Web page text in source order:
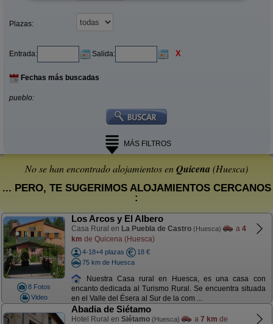
Plazas:
Entrada: Salida: X
Fechas más buscadas
pueblo:
MÁS FILTROS
No se han encontrado alojamientos enQuicena (Huesca)
... PERO, TE SUGERIMOS ALOJAMIENTOS CERCANOS
:
8 Fotos
Video
Los Arcos y El Albero
Casa Rural en La Puebla de Castro (Huesca) a 4
km de Quicena (Huesca)
4-18+4 plazas
18 €
75 km de Huesca
Nuestra Casa rural en Huesca, es una casa con
encanto dedicada al Turismo Rural. Se encuentra situada
en el Valle del Ésera al Sur de la com ...
Abadia de Siétamo
Hotel Rural en Siétamo (Huesca) a 7 km de